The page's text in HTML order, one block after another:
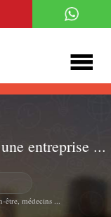
entreprise ...
être, médecins ...